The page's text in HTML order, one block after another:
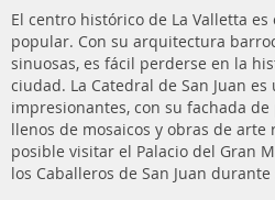
El centro histórico de La Valletta
popular. Con su arquitectura
sinuosas, es fácil perderse en la
ciudad. La Catedral de San Juan
impresionantes, con su fachada
llenos de mosaicos y obras de arte
posible visitar el Palacio del Gran
los Caballeros de San Juan